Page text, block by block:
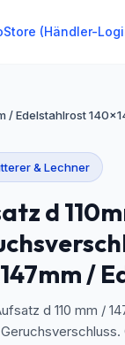
(Händler-
/ Edelstahlrost
& Lechner
d
/
d 110 mm /